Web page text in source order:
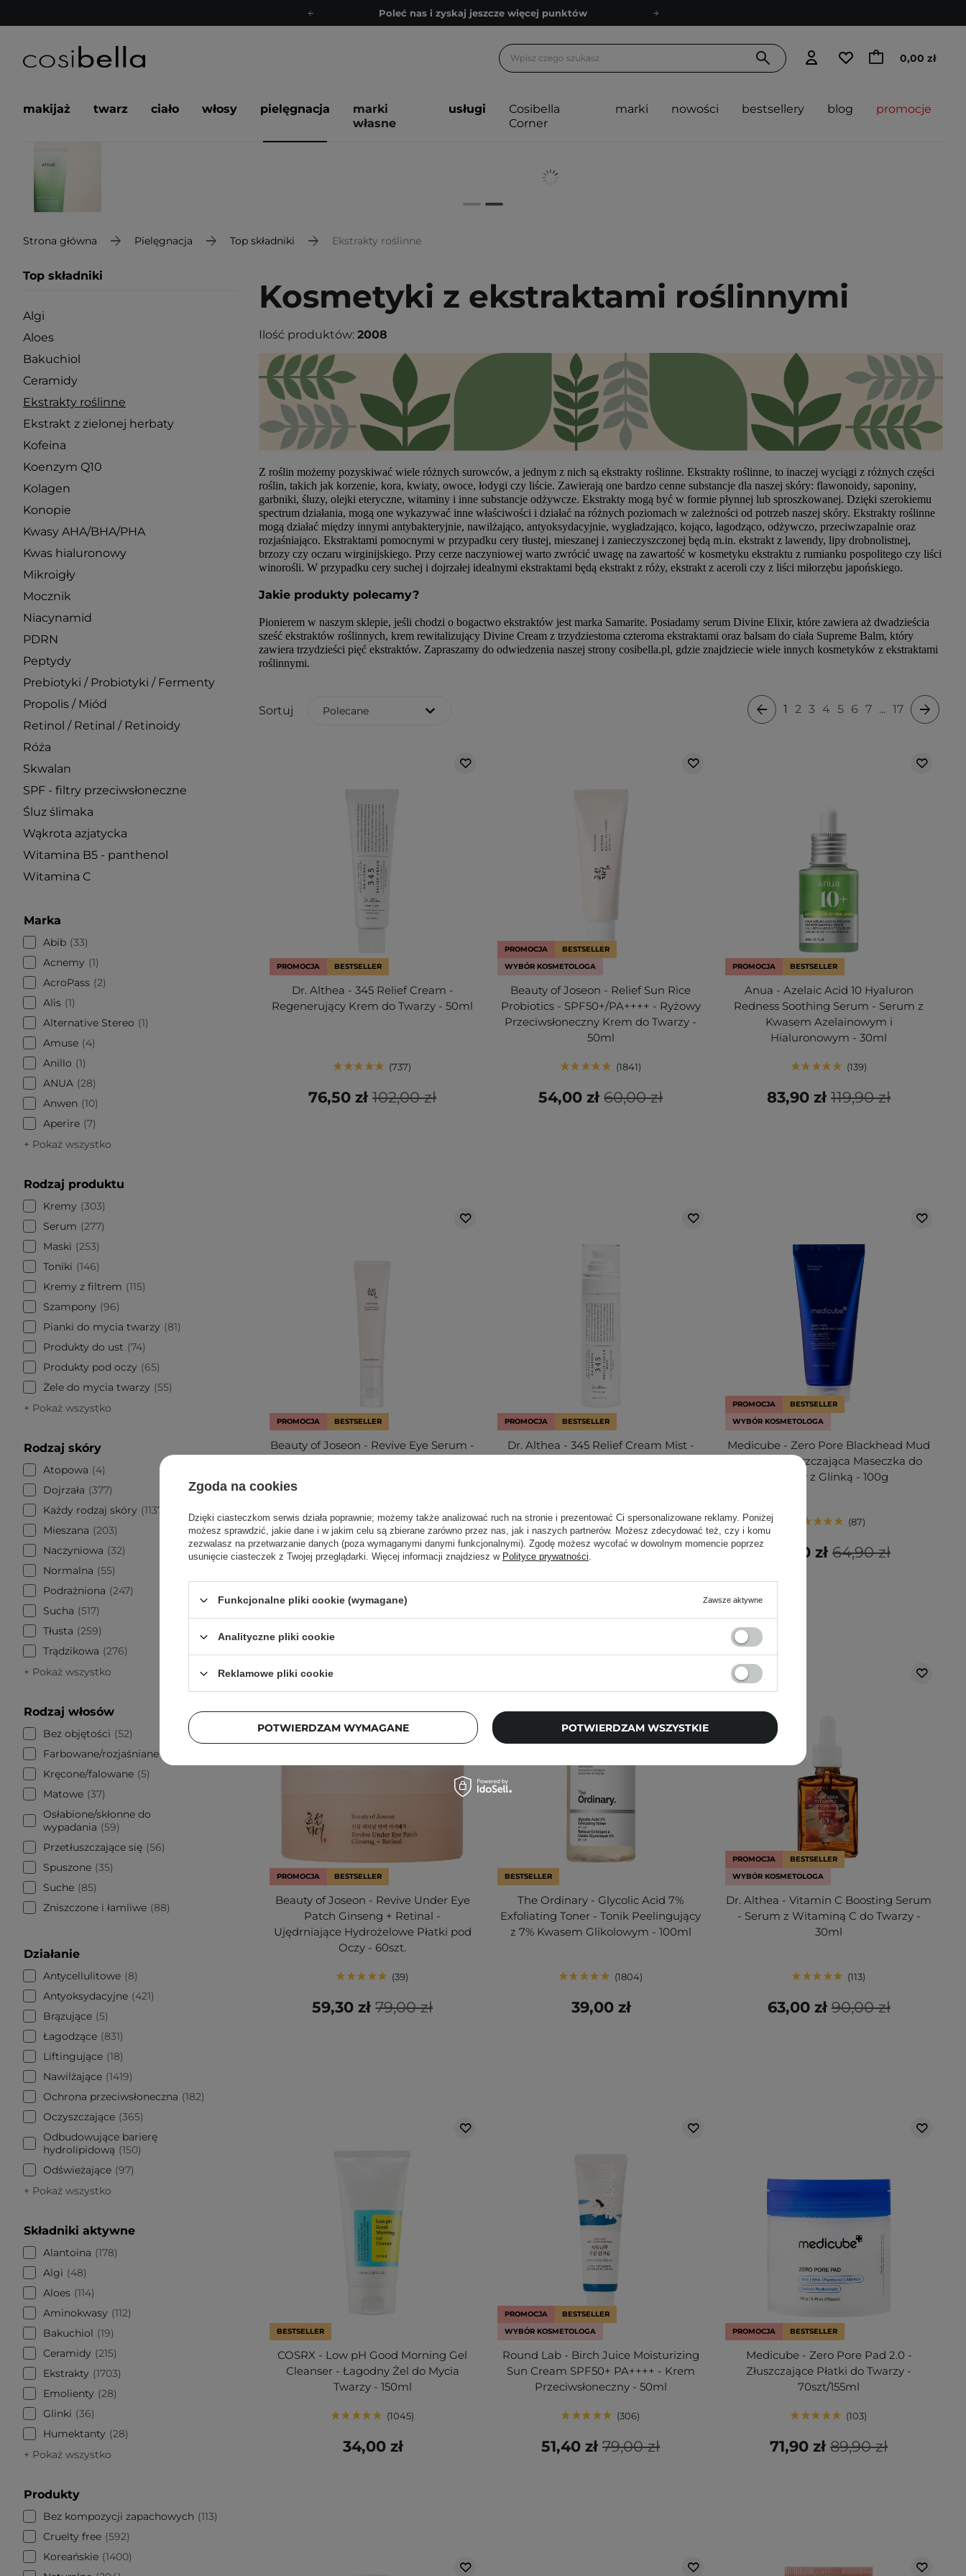
Poleć nas i zyskaj jeszcze więcej punktów
Bezpłatne konsultacje kosmetologiczne
Poleć nas i zyskaj jeszcze więcej punktów
0,00 zł
makijaż twarz ciało włosy pielęgnacja
marki
własne
usługi
Cosibella
Corner
marki nowości bestsellery blog promocje
Strona główna Pielęgnacja Top składniki Ekstrakty roślinne
Top składniki
Algi
Aloes
Bakuchiol
Ceramidy
Ekstrakty roślinne
Ekstrakt z zielonej herbaty
Kofeina
Koenzym Q10
Kolagen
Konopie
Kwasy AHA/BHA/PHA
Kwas hialuronowy
Mikroigły
Mocznik
Niacynamid
PDRN
Peptydy
Prebiotyki / Probiotyki / Fermenty
Propolis / Miód
Retinol / Retinal / Retinoidy
Róża
Skwalan
SPF - filtry przeciwsłoneczne
Śluz ślimaka
Wąkrota azjatycka
Witamina B5 - panthenol
Witamina C
Marka
Abib 33
Acnemy
1
AcroPass 2
Alis 1
Alternative Stereo
1
Amuse
4
Anillo
1
ANUA 28
Anwen
10
Aperire 7
+ Pokaż wszystko
Rodzaj produktu
Kremy
303
Serum
277
Maski
253
Toniki
146
Kremy z filtrem
115
Szampony
96
Pianki do mycia twarzy
81
Produkty do ust
74
Produkty pod oczy
65
Żele do mycia twarzy
55
+ Pokaż wszystko
Rodzaj skóry
Atopowa
4
Dojrzała
377
Każdy rodzaj skóry
1137
Mieszana
203
Naczyniowa
32
Normalna
55
Podrażniona
247
Sucha
517
Tłusta
259
Trądzikowa
276
+ Pokaż wszystko
Rodzaj włosów
Bez objętości
52
Farbowane/rozjaśniane
Kręcone/falowane 5
Matowe 37
Osłabione/skłonne do
wypadania
59
Przetłuszczające się 56
Spuszone 35
Suche 85
Zniszczone i łamliwe 88
Działanie
Antycellulitowe 8
Antyoksydacyjne
421
Brązujące 5
Łagodzące 831
Liftingujące 18
Nawilżające 1419
Ochrona przeciwsłoneczna
182
Oczyszczające 365
Odbudowujące barierę
hydrolipidową
150
Odświeżające 97
+ Pokaż wszystko
Składniki aktywne
Alantoina
178
Algi
48
Aloes 114
Aminokwasy
112
Bakuchiol
19
Ceramidy
215
Ekstrakty
1703
Emolienty
28
Glinki
36
Humektanty
28
+ Pokaż wszystko
Produkty
Bez kompozycji zapachowych
113
Cruelty free 592
Koreańskie 1400
Kosmetyki z ekstraktami roślinnymi
Ilość produktów: 2008
Z roślin możemy pozyskiwać wiele różnych surowców, a jednym z nich są ekstrakty roślinne. Ekstrakty roślinne, to inaczej wyciągi z różnych części
roślin, takich jak korzenie, kora, kwiaty, owoce, łodygi czy liście. Zawierają one bardzo cenne substancje dla naszej skóry: flawonoidy, saponiny,
garbniki, śluzy, olejki eteryczne, witaminy i inne substancje odżywcze. Ekstrakty mogą być w formie płynnej lub sproszkowanej. Dzięki szerokiemu
spectrum działania, mogą one wykazywać inne właściwości i działać na różnych poziomach w zależności od potrzeb naszej skóry. Ekstrakty roślinne
mogą działać między innymi antybakteryjnie, nawilżająco, antyoksydacyjnie, wygładzająco, kojąco, łagodząco, odżywczo, przeciwzapalnie oraz
rozjaśniająco. Ekstraktami pomocnymi w przypadku cery tłustej, mieszanej i zanieczyszczonej będą m.in. ekstrakt z lawendy, lipy drobnolistnej,
brzozy czy oczaru wirginijskiego. Przy cerze naczyniowej warto zwrócić uwagę na zawartość w kosmetyku ekstraktu z rumianku pospolitego czy liści
winorośli. W przypadku cery suchej i dojrzałej idealnymi ekstraktami będą ekstrakt z róży, ekstrakt z aceroli czy z liści miłorzębu japońskiego.
Jakie produkty polecamy?
Pionierem w naszym sklepie, jeśli chodzi o bogactwo ekstraktów jest marka Samarite. Posiadamy serum Divine Elixir, które zawiera aż dwadzieścia
sześć ekstraktów roślinnych, krem rewitalizujący Divine Cream z trzydziestoma czteroma ekstraktami oraz balsam do ciała Supreme Balm, który
zawiera trzydzieści pięć ekstraktów. Zapraszamy do odwiedzenia naszej strony cosibella.pl, gdzie znajdziecie wiele innych kosmetyków z ekstraktami
roślinnymi.
Sortuj Polecane 1 2 3 4 5 6 7 ... 17
PROMOCJA BESTSELLER
Dr. Althea - 345 Relief Cream -
Regenerujący Krem do Twarzy - 50ml
737
102,00 zł
76,50 zł
PROMOCJA
BESTSELLER
WYBÓR KOSMETOLOGA
Beauty of Joseon - Relief Sun Rice
Probiotics - SPF50+/PA++++ - Ryżowy
Przeciwsłoneczny Krem do Twarzy -
50ml
1841
60,00 zł
54,00 zł
PROMOCJA BESTSELLER
Anua - Azelaic Acid 10 Hyaluron
Redness Soothing Serum - Serum z
Kwasem Azelainowym i
Hialuronowym - 30ml
139
119,90 zł
83,90 zł
PROMOCJA BESTSELLER
Beauty of Joseon - Revive Eye Serum -
540
55,00 zł
49,50 zł
PROMOCJA BESTSELLER
Dr. Althea - 345 Relief Cream Mist -
43
99,00 zł
64,40 zł
PROMOCJA
BESTSELLER
WYBÓR KOSMETOLOGA
Medicube - Zero Pore Blackhead Mud
Mask - Oczyszczająca Maseczka do
Twarzy z Glinką - 100g
87
64,90 zł
58,40 zł
PROMOCJA BESTSELLER
Beauty of Joseon - Revive Under Eye
Patch Ginseng + Retinal -
Ujędrniające Hydrożelowe Płatki pod
Oczy - 60szt.
39
79,00 zł
59,30 zł
BESTSELLER
The Ordinary - Glycolic Acid 7%
Exfoliating Toner - Tonik Peelingujący
z 7% Kwasem Glikolowym - 100ml
1804
39,00 zł
PROMOCJA
BESTSELLER
WYBÓR KOSMETOLOGA
Dr. Althea - Vitamin C Boosting Serum
- Serum z Witaminą C do Twarzy -
30ml
113
90,00 zł
63,00 zł
BESTSELLER
COSRX - Low pH Good Morning Gel
Cleanser - Łagodny Żel do Mycia
Twarzy - 150ml
1045
34,00 zł
PROMOCJA
BESTSELLER
WYBÓR KOSMETOLOGA
Round Lab - Birch Juice Moisturizing
Sun Cream SPF50+ PA++++ - Krem
Przeciwsłoneczny - 50ml
306
79,00 zł
51,40 zł
PROMOCJA BESTSELLER
Medicube - Zero Pore Pad 2.0 -
Złuszczające Płatki do Twarzy -
70szt/155ml
103
89,90 zł
71,90 zł
Zgoda na cookies
Dzięki ciasteczkom serwis działa poprawnie; możemy także analizować ruch na stronie i prezentować Ci spersonalizowane reklamy. Poniżej
możesz sprawdzić, jakie dane i w jakim celu są zbierane zarówno przez nas, jak i naszych partnerów. Możesz zdecydować też, czy i komu
zezwalasz na przetwarzanie danych (poza wymaganymi danymi funkcjonalnymi). Zgodę możesz wycofać w dowolnym momencie poprzez
usunięcie ciasteczek z Twojej przeglądarki. Więcej informacji znajdziesz w Polityce prywatności.
Funkcjonalne pliki cookie (wymagane) Zawsze aktywne
Analityczne pliki cookie
Reklamowe pliki cookie
POTWIERDZAM WYMAGANE POTWIERDZAM WSZYSTKIE